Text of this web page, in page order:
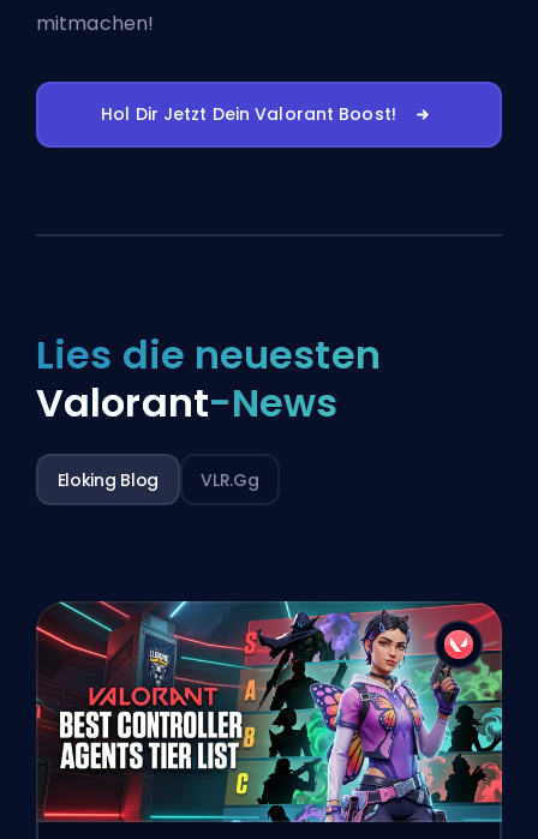
mitmachen!
Hol Dir Jetzt Dein Valorant Boost!
Lies die neuesten
Valorant-News
Eloking Blog VLR.gg